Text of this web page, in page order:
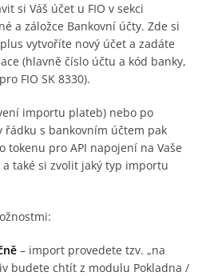
si Váš účet u FIO v sekci
a záložce Bankovní účty. Zde si
vytvoříte nový účet a zadáte
(hlavně číslo účtu a kód banky,
FIO SK 8330).
importu plateb) nebo po
s bankovním účtem pak
tokenu pro API napojení na Vaše
také si zvolit jaký typ importu
– import provedete tzv. „na
budete chtít z modulu Pokladna /